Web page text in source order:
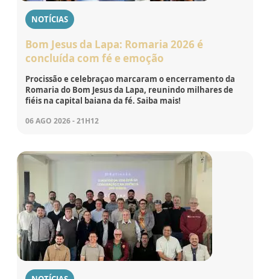
NOTÍCIAS
Bom Jesus da Lapa: Romaria 2026 é
concluída com fé e emoção
Procissão e celebraçao marcaram o encerramento da
Romaria do Bom Jesus da Lapa, reunindo milhares de
fiéis na capital baiana da fé. Saiba mais!
06 AGO 2026 - 21H12